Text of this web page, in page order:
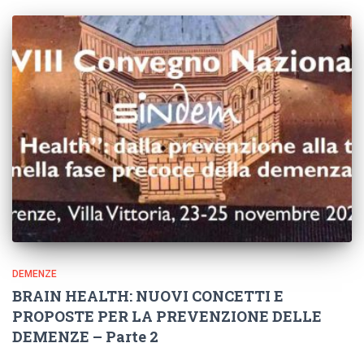
DEMENZE
BRAIN HEALTH: NUOVI CONCETTI E
PROPOSTE PER LA PREVENZIONE DELLE
DEMENZE – Parte 2